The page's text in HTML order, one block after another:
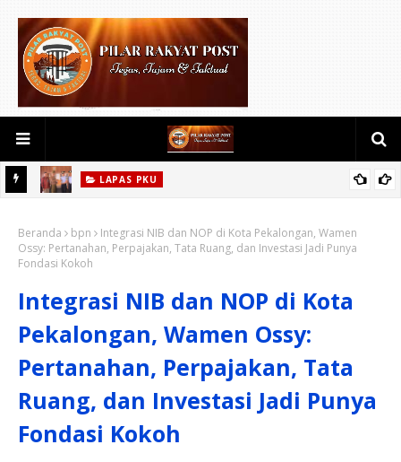
LAPAS PKU
Beranda bpn
Integrasi NIB dan NOP di Kota Pekalongan, Wamen
Ossy: Pertanahan, Perpajakan, Tata Ruang, dan Investasi Jadi Punya
Fondasi Kokoh
Integrasi NIB dan NOP di Kota
Pekalongan, Wamen Ossy:
Pertanahan, Perpajakan, Tata
Ruang, dan Investasi Jadi Punya
Fondasi Kokoh